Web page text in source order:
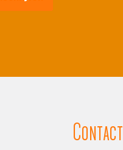
Contact